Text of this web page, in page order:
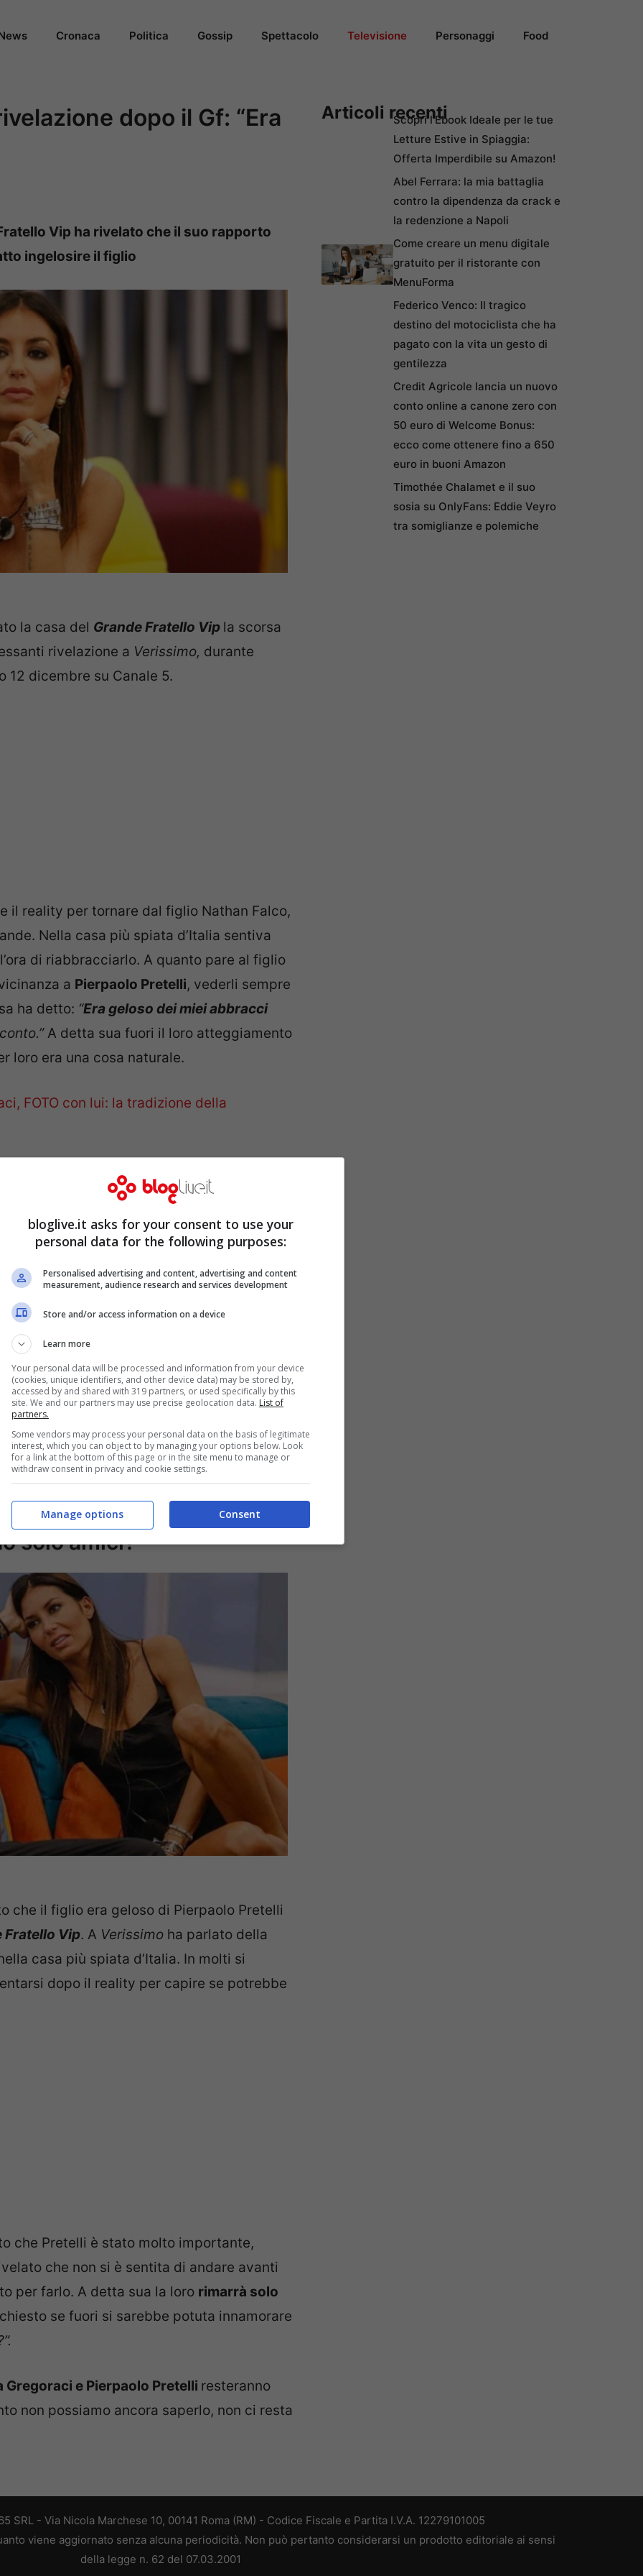
Cronaca Politica Gossip Spettacolo Televisione Personaggi Food
dopo il Gf: “Era
Vip ha rivelato che il suo rapporto
ingelosire il figlio
la casa del Grande Fratello Vip la scorsa
rivelazione a Verissimo, durante
12 dicembre su Canale 5.
il reality per tornare dal figlio Nathan Falco,
Nella casa più spiata d’Italia sentiva
di riabbracciarlo. A quanto pare al figlio
a Pierpaolo Pretelli, vederli sempre
ha detto: “Era geloso dei miei abbracci
A detta sua fuori il loro atteggiamento
loro era una cosa naturale.
FOTO con lui: la tradizione della
ha dovuto fare i conti anche con l’ex
che
Flavio Briatorele ha detto di essere
dato però fastidio ed è per questo
è piaciuto che in tante discussioni è
era geloso di Pretelli,
solo amici?
che il figlio era geloso di Pierpaolo Pretelli
Fratello Vip. A Verissimo ha parlato della
casa più spiata d’Italia. In molti si
dopo il reality per capire se potrebbe
che Pretelli è stato molto importante,
che non si è sentita di andare avanti
per farlo. A detta sua la loro rimarrà solo
se fuori si sarebbe potuta innamorare
Gregoraci e Pierpaolo Pretelli resteranno
non possiamo ancora saperlo, non ci resta
Articoli recentiScopri l’Ebook Ideale per le tue
Letture Estive in Spiaggia:
Offerta Imperdibile su Amazon!
Abel Ferrara: la mia battaglia
contro la dipendenza da crack e
la redenzione a Napoli
Come creare un menu digitale
gratuito per il ristorante con
MenuForma
Federico Venco: Il tragico
destino del motociclista che ha
pagato con la vita un gesto di
gentilezza
Credit Agricole lancia un nuovo
conto online a canone zero con
50 euro di Welcome Bonus:
ecco come ottenere fino a 650
euro in buoni Amazon
Timothée Chalamet e il suo
sosia su OnlyFans: Eddie Veyro
tra somiglianze e polemiche
SRL - Via Nicola Marchese 10, 00141 Roma (RM) - Codice Fiscale e Partita I.V.A. 12279101005
viene aggiornato senza alcuna periodicità. Non può pertanto considerarsi un prodotto editoriale ai sensi
della legge n. 62 del 07.03.2001
bloglive.it asks for your consent to use your
personal data for the following purposes:
Personalised advertising and content, advertising and content
measurement, audience research and services development
Store and/or access information on a device
Learn more
Your personal data will be processed and information from your device
(cookies, unique identifiers, and other device data) may be stored by,
accessed by and shared with 319 partners, or used specifically by this
site. We and our partners may use precise geolocation data. List of
partners.
Some vendors may process your personal data on the basis of legitimate
interest, which you can object to by managing your options below. Look
for a link at the bottom of this page or in the site menu to manage or
withdraw consent in privacy and cookie settings.
Consent
Manage options